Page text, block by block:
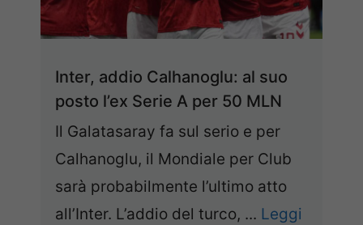
Inter, addio Calhanoglu: al suo
posto l’ex Serie A per 50 MLN
Il Galatasaray fa sul serio e per
Calhanoglu, il Mondiale per Club
sarà probabilmente l’ultimo atto
all’Inter. L’addio del turco, ... Leggi